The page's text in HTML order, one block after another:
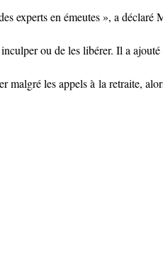
experts en émeutes », a
ou de les libérer. Il a
les appels à la retraite,